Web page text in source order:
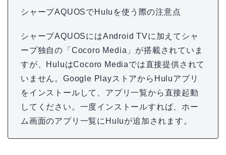
シャープAQUOSでHuluを使う際の注意点
シャープAQUOSにはAndroid TVに加えてシャ
ープ独自の「Cocoro Media」が搭載されていま
すが、HuluはCocoro Mediaでは直接提供されて
いません。Google PlayストアからHuluアプリ
をインストールして、アプリ一覧から直接起動
してください。一度インストールすれば、ホー
ム画面のアプリ一覧にHuluが追加されます。